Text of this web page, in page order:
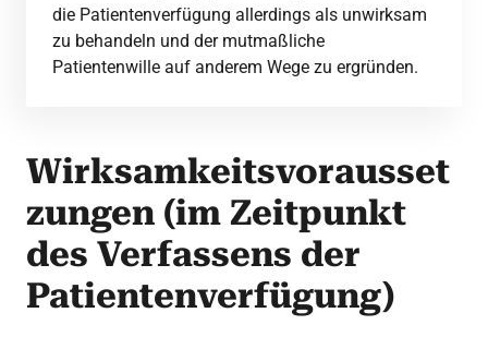
die Patientenverfügung allerdings als unwirksam
zu behandeln und der mutmaßliche
Patientenwille auf anderem Wege zu ergründen.
Wirksamkeitsvorausset
zungen (im Zeitpunkt
des Verfassens der
Patientenverfügung)